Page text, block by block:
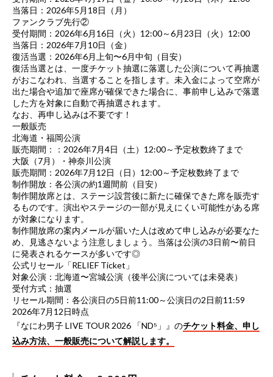
当落日：2026年5月18日（月）
ファンクラブ先行②
受付期間：2026年6月16日（火）12:00～6月23日（火）12:00
当落日：2026年7月10日（金）
復活当選：2026年6月上旬〜6月中旬（目安）
復活当選とは、一度チケット抽選に落選した公演について再抽選
がおこなわれ、当選することを指します。未入金によって空席が
出た場合や追加で座席が確保できた場合に、事前申し込みで落選
した方を対象に自動で再抽選されます。
なお、再申し込みは不要です！
一般販売
北海道・福岡公演
販売期間：：2026年7月4日（土）12:00～予定枚数終了まで
大阪（7月）・神奈川公演
販売期間：2026年7月12日（日）12:00～予定枚数終了まで
制作開放：各公演の約1週間前（目安）
制作開放席とは、ステージ設営後に新たに確保できた席を販売す
るものです。演出やステージの一部が見えにくい可能性がある席
が対象になります。
制作開放席の案内メールが届いた人は改めて申し込みが必要なた
め、見逃さないよう注意しましょう。当落は公演の3日前〜前日
に発表されるケースが多いです◎
公式リセール「RELIEF Ticket」
対象公演：北海道〜宮城公演（後半公演については未発表）
受付方式：抽選
リセール期間：各公演日の5日前11:00～公演日の2日前11:59
2026年7月12日時点
『なにわ男子 LIVE TOUR 2026 「ND⁵」』のチケット料金、申し
込み方法、一般販売について解説します。